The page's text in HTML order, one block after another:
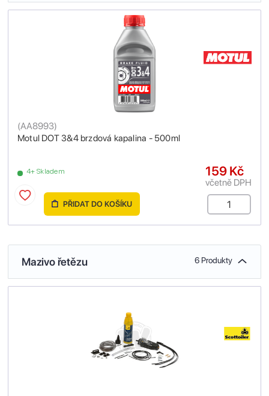
Motul DOT 3&4 brzdová kapalina - 500ml
(AA8993)
4+ Skladem 159 Kč
včetně DPH
PŘIDAT DO KOŠÍKU
Mazivo řetězu 6 Produkty